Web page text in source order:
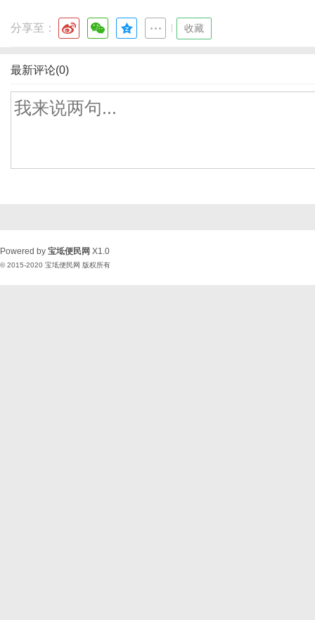
分享至： 收藏
最新评论(0)
Powered by 宝坻便民网 X1.0
© 2015-2020 宝坻便民网 版权所有